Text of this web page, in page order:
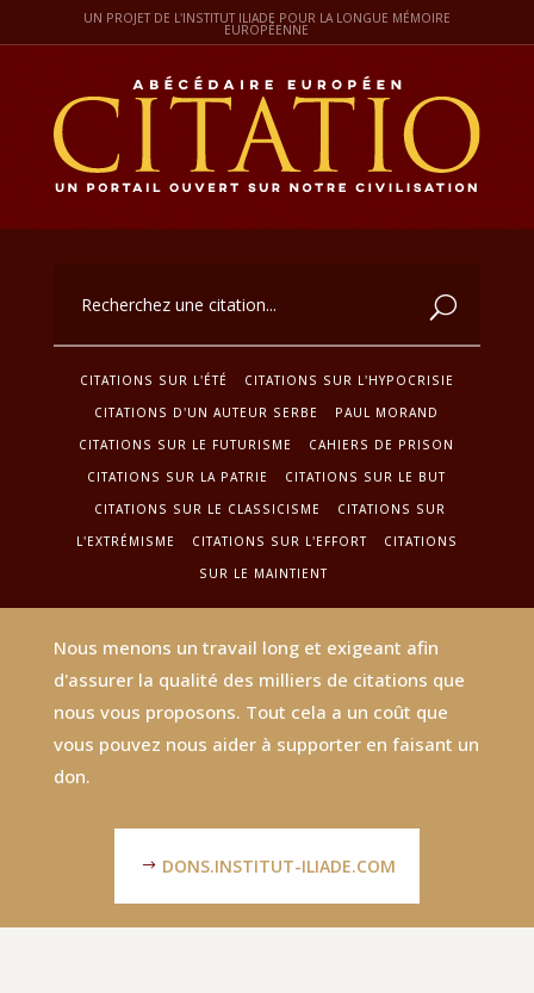
UN PROJET DE L'INSTITUT ILIADE POUR LA LONGUE MÉMOIRE
EUROPÉENNE
CITATIONS SUR L'ÉTÉ
CITATIONS SUR L'HYPOCRISIE
CITATIONS D'UN AUTEUR SERBE
PAUL MORAND
CITATIONS SUR LE FUTURISME
CAHIERS DE PRISON
CITATIONS SUR LA PATRIE
CITATIONS SUR LE BUT
CITATIONS SUR LE CLASSICISME
CITATIONS SUR
L'EXTRÉMISME
CITATIONS SUR L'EFFORT
CITATIONS
SUR LE MAINTIENT
Nous menons un travail long et exigeant afin
d'assurer la qualité des milliers de citations que
nous vous proposons. Tout cela a un coût que
vous pouvez nous aider à supporter en faisant un
don.
DONS.INSTITUT-ILIADE.COM